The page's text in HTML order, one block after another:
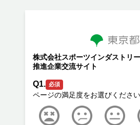
株式会社スポーツインダストリ
推進企業交流サイト
Q1. 必須